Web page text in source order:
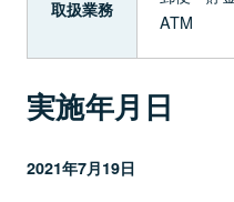
取扱業務
ATM
実施年月日
2021年7月19日